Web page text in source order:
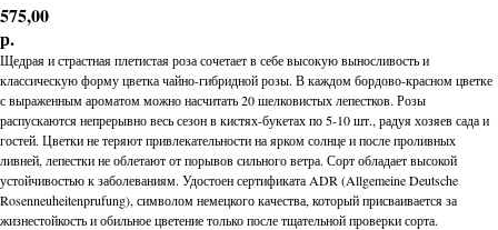
575,00
р.
Щедрая и страстная плетистая роза сочетает в себе высокую выносливость и
классическую форму цветка чайно-гибридной розы. В каждом бордово-красном цветке
с выраженным ароматом можно насчитать 20 шелковистых лепестков. Розы
распускаются непрерывно весь сезон в кистях-букетах по 5-10 шт., радуя хозяев сада и
гостей. Цветки не теряют привлекательности на ярком солнце и после проливных
ливней, лепестки не облетают от порывов сильного ветра. Сорт обладает высокой
устойчивостью к заболеваниям. Удостоен сертификата ADR (Allgemeine Deutsche
Rosenneuheitenprufung), символом немецкого качества, который присваивается за
жизнестойкость и обильное цветение только после тщательной проверки сорта.